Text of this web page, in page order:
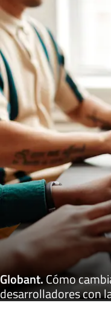
Globant.Cómo
desarrolladores con